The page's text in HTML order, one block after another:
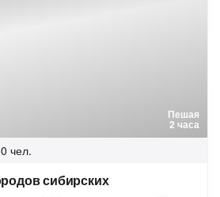
Пешая
2 часа
чел.
сибирских